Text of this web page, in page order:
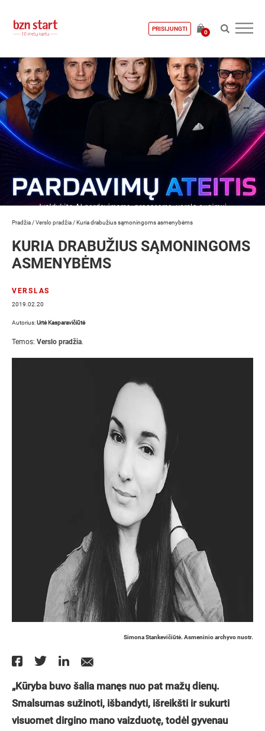
PRISIJUNGTI
0
Pradžia /Verslo pradžia /Kuria drabužius sąmoningoms asmenybėms
KURIA DRABUŽIUS SĄMONINGOMS
ASMENYBĖMS
VERSLAS
2019.02.20
Autorius:Urtė Kasparavičiūtė
Temos: Verslo pradžia.
Simona Stankevičiūtė. Asmeninio archyvo nuotr.
„Kūryba buvo šalia manęs nuo pat mažų dienų.
Smalsumas sužinoti, išbandyti, išreikšti ir sukurti
visuomet dirgino mano vaizduotę, todėl gyvenau